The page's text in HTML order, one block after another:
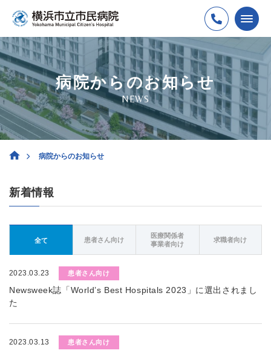
病院からのお知らせ
NEWS
病院からのお知らせ
新着情報
全て 患者さん向け
医療関係者
事業者向け
求職者向け
2023.03.23 患者さん向け
Newsweek誌「World’s Best Hospitals 2023」に選出されまし
た
2023.03.13 患者さん向け